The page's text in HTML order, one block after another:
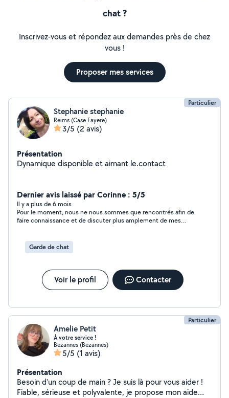
chat ?
Inscrivez-vous et répondez aux demandes près de chez
vous !
Proposer mes services
Particulier
Stephanie stephanie
Reims (Case Fayere)
3/5 (2 avis)
Présentation
Dynamique disponible et aimant le.contact
Dernier avis laissé par Corinne : 5/5
Il y a plus de 6 mois
Pour le moment, nous ne nous sommes que rencontrés afin de
faire connaissance et de discuter plus amplement de mes
même génération et franchement, c'est une personne très
agréable et bienveillante. J'attends le mois de juillet pour voir
de remettre un avis.
Garde de chat
Voir le profil Contacter
Particulier
Amelie Petit
À votre service !
Bezannes (Bezannes)
5/5 (1 avis)
Présentation
Besoin d'un coup de main ? Je suis là pour vous aider !
Fiable, sérieuse et polyvalente, je propose mon aide